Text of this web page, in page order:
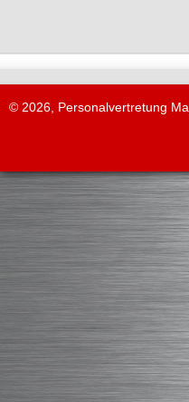
© 2026, Personalvertretung